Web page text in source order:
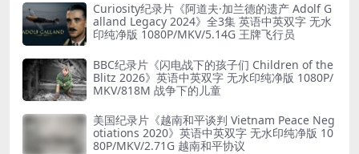
Curiosity纪录片《阿道夫·加兰德的遗产 Adolf G
alland Legacy 2024》全3集 英语中英双字 无水
印纯净版 1080P/MKV/5.14G 王牌飞行员
BBC纪录片《闪电战下的孩子们 Children of the
Blitz 2026》英语中英双字 无水印纯净版 1080P/
MKV/818M 战争下的儿童
美国纪录片《越南和平谈判 Vietnam Peace Neg
otiations 2020》英语中英双字 无水印纯净版 10
80P/MKV/2.71G 越南和平协议